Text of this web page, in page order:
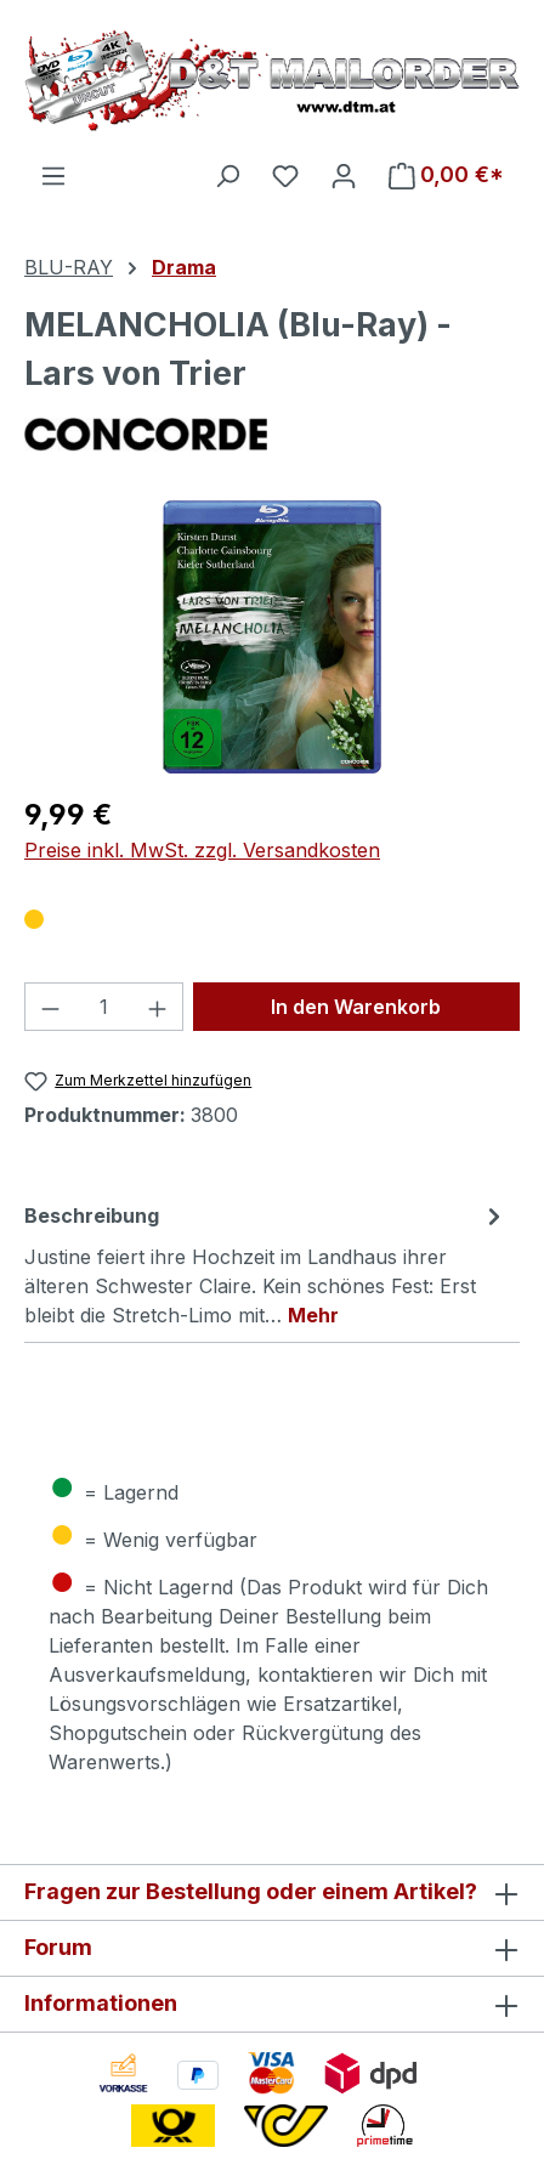
Zum Hauptinhalt springen
Du hast 0 Produkte auf
0,00 €*
BLU-RAY Drama
MELANCHOLIA (Blu-Ray) -
Lars von Trier
Bildergalerie überspringen
Regulärer Preis:
9,99 €
Preise inkl. MwSt. zzgl. Versandkosten
Produkt Anzahl: Gib denIn den Warenkorb
Zum Merkzettel hinzufügen
Produktnummer: 3800
Beschreibung
Justine feiert ihre Hochzeit im Landhaus ihrer
älteren Schwester Claire. Kein schönes Fest: Erst
bleibt die Stretch-Limo mit… Mehr
● = Lagernd
● = Wenig verfügbar
● = Nicht Lagernd (Das Produkt wird für Dich
nach Bearbeitung Deiner Bestellung beim
Lieferanten bestellt. Im Falle einer
Ausverkaufsmeldung, kontaktieren wir Dich mit
Lösungsvorschlägen wie Ersatzartikel,
Shopgutschein oder Rückvergütung des
Warenwerts.)
Fragen zur Bestellung oder einem Artikel?
Forum
Informationen